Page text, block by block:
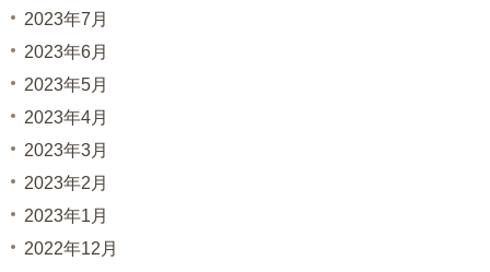
2023年7月
2023年6月
2023年5月
2023年4月
2023年3月
2023年2月
2023年1月
2022年12月